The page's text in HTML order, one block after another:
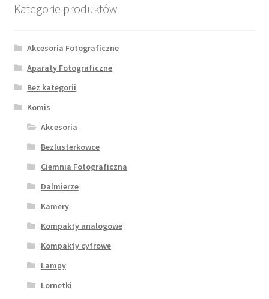
Kategorie produktów
Akcesoria Fotograficzne
Aparaty Fotograficzne
Bez kategorii
Komis
Akcesoria
Bezlusterkowce
Ciemnia Fotograficzna
Dalmierze
Kamery
Kompakty analogowe
Kompakty cyfrowe
Lampy
Lornetki